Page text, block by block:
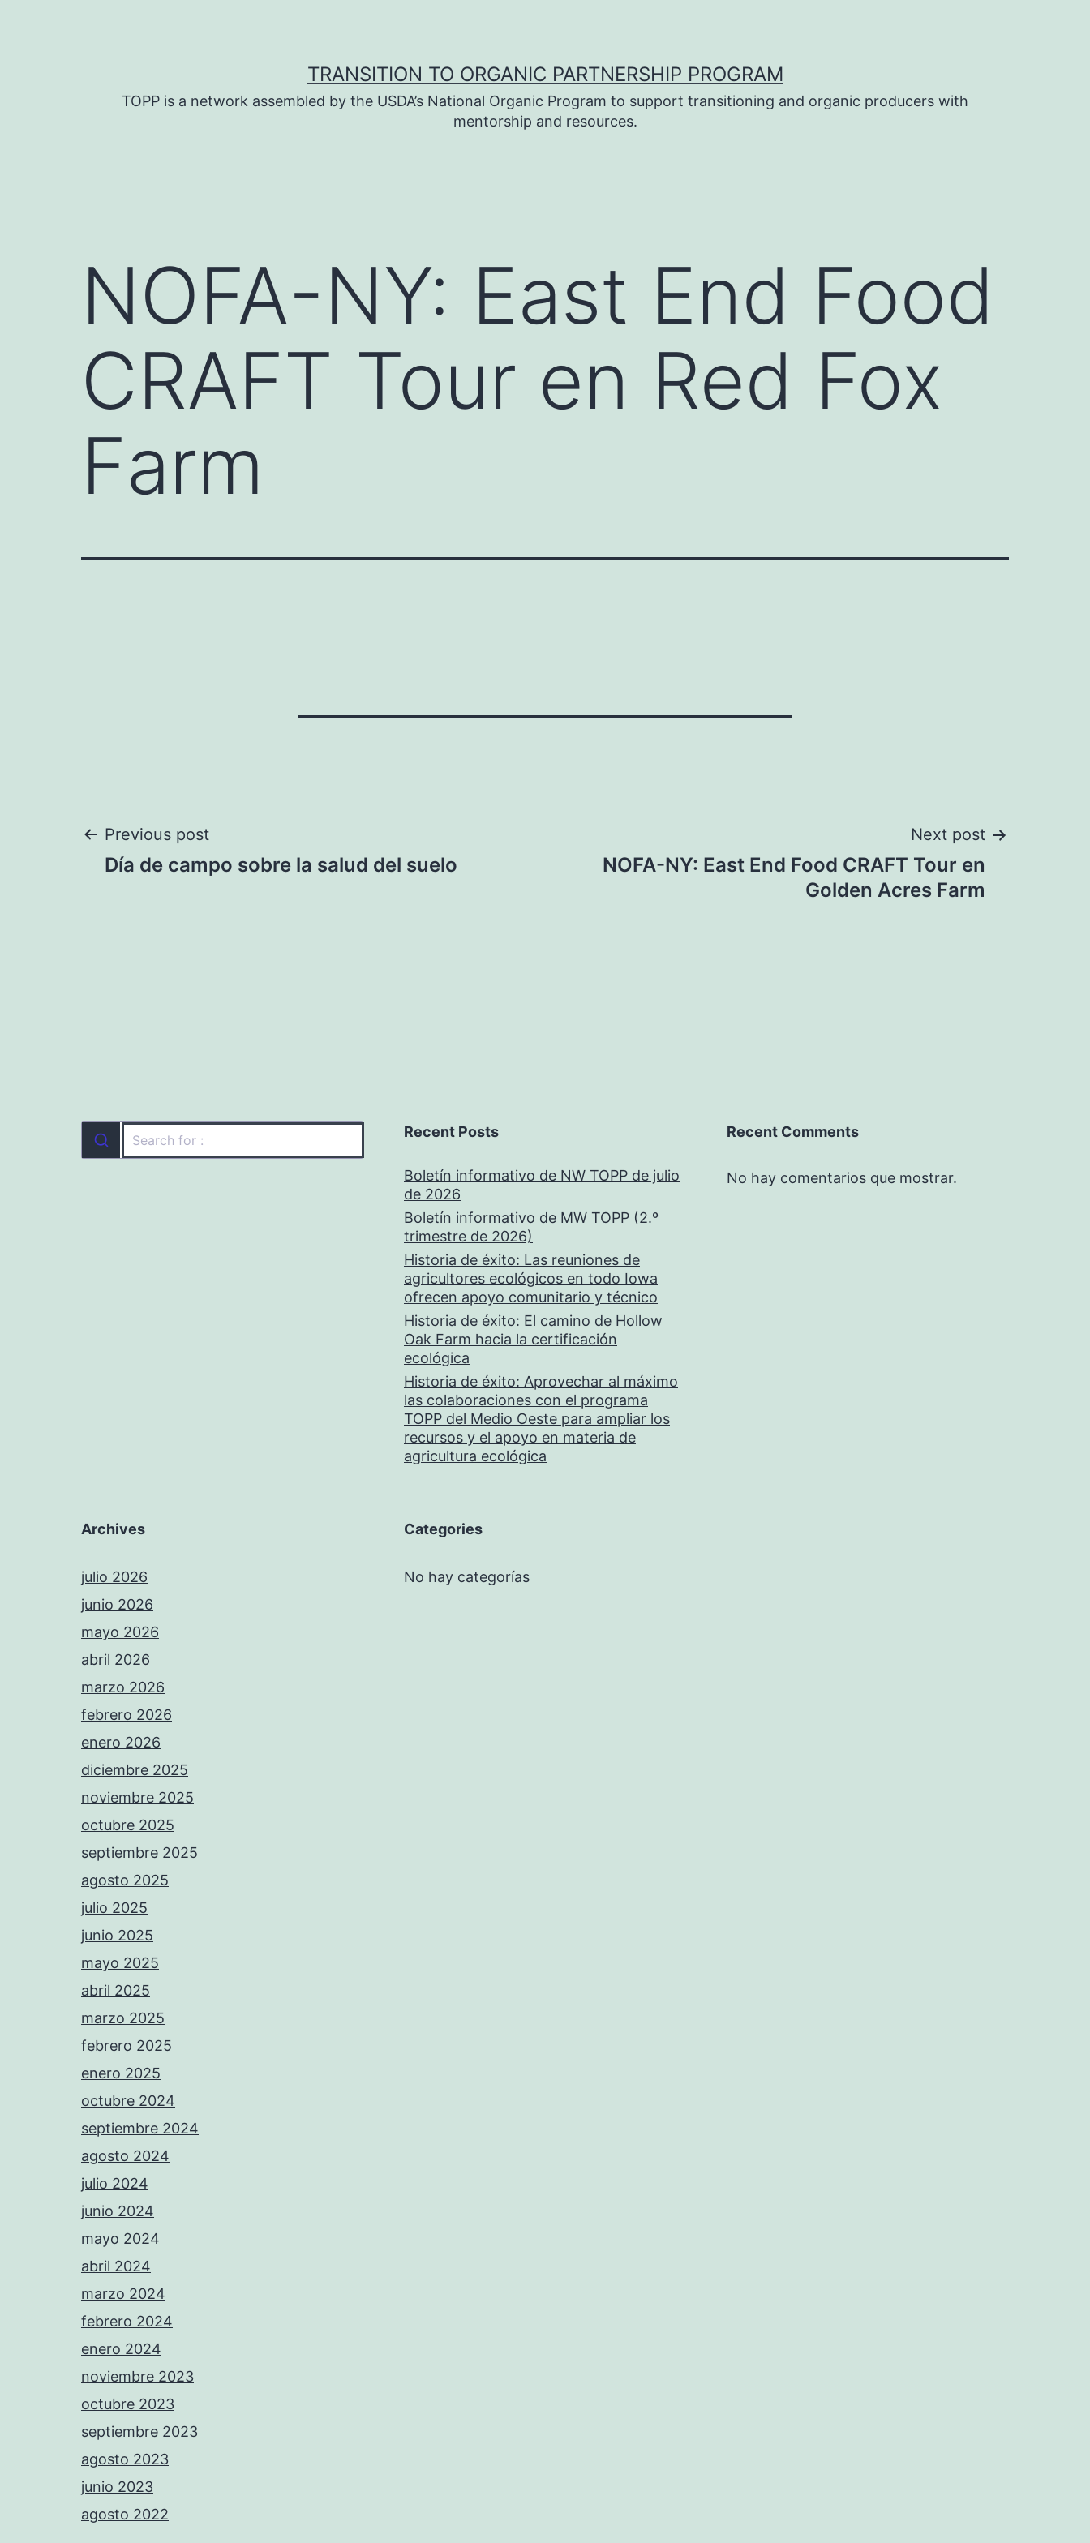
TRANSITION TO ORGANIC PARTNERSHIP PROGRAM
TOPP is a network assembled by the USDA’s National Organic Program to support transitioning and organic producers with
mentorship and resources.
NOFA-NY: East End Food
CRAFT Tour en Red Fox
Farm
Navegación
Previous post
Día de campo sobre la salud del suelo
Next post
NOFA-NY: East End Food CRAFT Tour en
Golden Acres Farm
Recent Posts
Boletín informativo de NW TOPP de julio
de 2026
Boletín informativo de MW TOPP (2.º
trimestre de 2026)
Historia de éxito: Las reuniones de
agricultores ecológicos en todo Iowa
ofrecen apoyo comunitario y técnico
Historia de éxito: El camino de Hollow
Oak Farm hacia la certificación
ecológica
Historia de éxito: Aprovechar al máximo
las colaboraciones con el programa
TOPP del Medio Oeste para ampliar los
recursos y el apoyo en materia de
agricultura ecológica
Recent Comments
No hay comentarios que mostrar.
Archives
julio 2026
junio 2026
mayo 2026
abril 2026
marzo 2026
febrero 2026
enero 2026
diciembre 2025
noviembre 2025
octubre 2025
septiembre 2025
agosto 2025
julio 2025
junio 2025
mayo 2025
abril 2025
marzo 2025
febrero 2025
enero 2025
octubre 2024
septiembre 2024
agosto 2024
julio 2024
junio 2024
mayo 2024
abril 2024
marzo 2024
febrero 2024
enero 2024
noviembre 2023
octubre 2023
septiembre 2023
agosto 2023
junio 2023
agosto 2022
Categories
No hay categorías